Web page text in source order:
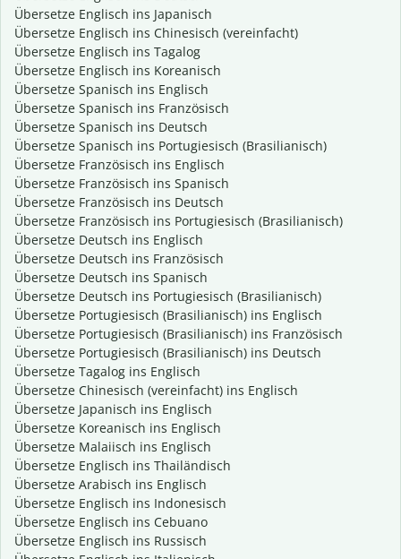
Übersetze Englisch ins Japanisch
Übersetze Englisch ins Chinesisch (vereinfacht)
Übersetze Englisch ins Tagalog
Übersetze Englisch ins Koreanisch
Übersetze Spanisch ins Englisch
Übersetze Spanisch ins Französisch
Übersetze Spanisch ins Deutsch
Übersetze Spanisch ins Portugiesisch (Brasilianisch)
Übersetze Französisch ins Englisch
Übersetze Französisch ins Spanisch
Übersetze Französisch ins Deutsch
Übersetze Französisch ins Portugiesisch (Brasilianisch)
Übersetze Deutsch ins Englisch
Übersetze Deutsch ins Französisch
Übersetze Deutsch ins Spanisch
Übersetze Deutsch ins Portugiesisch (Brasilianisch)
Übersetze Portugiesisch (Brasilianisch) ins Englisch
Übersetze Portugiesisch (Brasilianisch) ins Französisch
Übersetze Portugiesisch (Brasilianisch) ins Deutsch
Übersetze Tagalog ins Englisch
Übersetze Chinesisch (vereinfacht) ins Englisch
Übersetze Japanisch ins Englisch
Übersetze Koreanisch ins Englisch
Übersetze Malaiisch ins Englisch
Übersetze Englisch ins Thailändisch
Übersetze Arabisch ins Englisch
Übersetze Englisch ins Indonesisch
Übersetze Englisch ins Cebuano
Übersetze Englisch ins Russisch